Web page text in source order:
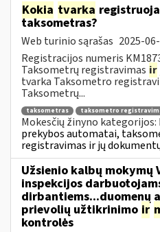
Kokia tvarka
taksometras?
Web turinio sąrašas 2025-
Registracijos numeris
Taksometrų registravimas ir
tvarka Taksometro
Taksometrų...
taksometras taksometro
Mokesčių žinyno kategorijos:
prekybos automatai,
registravimas ir jų
Užsienio kalbų mokymų
inspekcijos
dirbantiems...duomenų
prievolių užtikrinimo ir
kontrolės